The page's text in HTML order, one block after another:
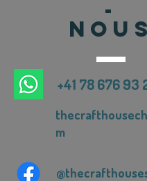
-
NOUS
+41 78 676 93
m